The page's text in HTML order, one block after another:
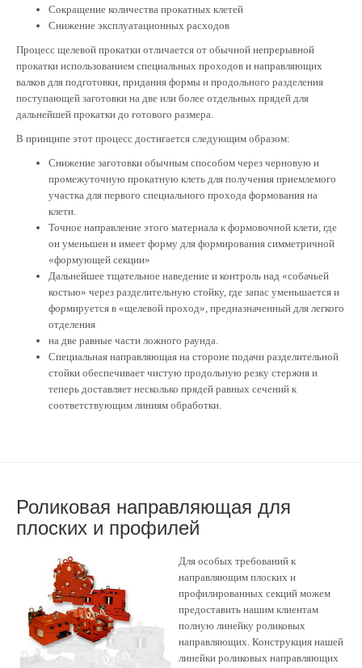
Сокращение количества прокатных клетей
Снижение эксплуатационных расходов
Процесс щелевой прокатки отличается от обычной непрерывной
прокатки использованием специальных проходов и направляющих
валков для подготовки, придания формы и продольного разделения
поступающей заготовки на две или более отдельных прядей для
дальнейшей прокатки до готового размера.
В принципе этот процесс достигается следующим образом:
Снижение заготовки обычным способом через черновую и
промежуточную прокатную клеть для получения приемлемого
участка для первого специального прохода формования на
клети.
Точное направление этого материала к формовочной клети, где
он уменьшен и имеет форму для формирования симметричной
«формующей секции»
Дальнейшее тщательное наведение и контроль над «собачьей
костью» через разделительную стойку, где запас уменьшается и
формируется в «щелевой проход», предназначенный для легкого
отделения
на две равные части ложного раунда.
Специальная направляющая на стороне подачи разделительной
стойки обеспечивает чистую продольную резку стержня и
теперь доставляет несколько прядей равных сечений к
соответствующим линиям обработки.
Роликовая направляющая для
плоских и профилей
Для особых требований к
направляющим плоских и
профилированных секций можем
предоставить нашим клиентам
полную линейку роликовых
направляющих. Конструкция нашей
линейки роликовых направляющих